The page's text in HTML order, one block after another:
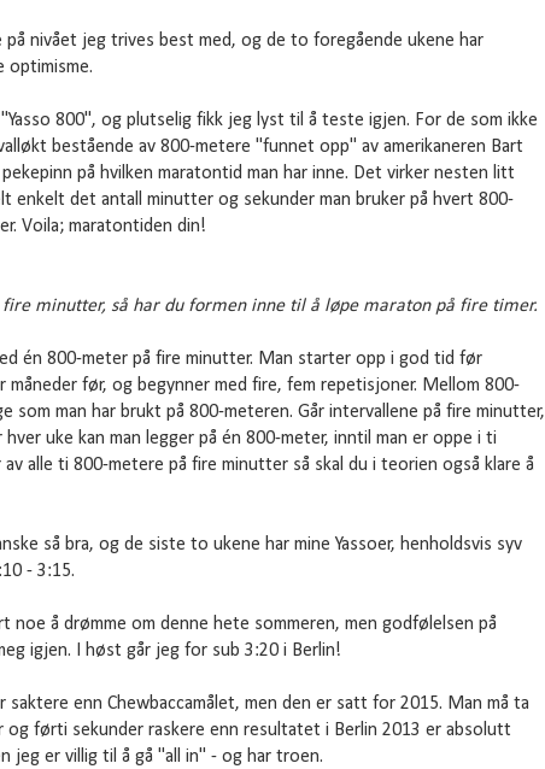
nivået jeg trives best med, og de to foregående ukene har
800", og plutselig fikk jeg lyst til å teste igjen. For de som ikke
bestående av 800-metere "funnet opp" av amerikaneren Bart
pekepinn på hvilken maratontid man har inne. Det virker nesten litt
enkelt det antall minutter og sekunder man bruker på hvert 800-
Voila; maratontiden din!
minutter, så har du formen inne til å løpe maraton på fire timer.
én 800-meter på fire minutter. Man starter opp i god tid før
før, og begynner med fire, fem repetisjoner. Mellom 800-
som man har brukt på 800-meteren. Går intervallene på fire minutter,
uke kan man legger på én 800-meter, inntil man er oppe i ti
alle ti 800-metere på fire minutter så skal du i teorien også klare å
så bra, og de siste to ukene har mine Yassoer, henholdsvis syv
- 3:15.
noe å drømme om denne hete sommeren, men godfølelsen på
igjen. I høst går jeg for sub 3:20 i Berlin!
enn Chewbaccamålet, men den er satt for 2015. Man må ta
førti sekunder raskere enn resultatet i Berlin 2013 er absolutt
jeg er villig til å gå "all in" - og har troen.